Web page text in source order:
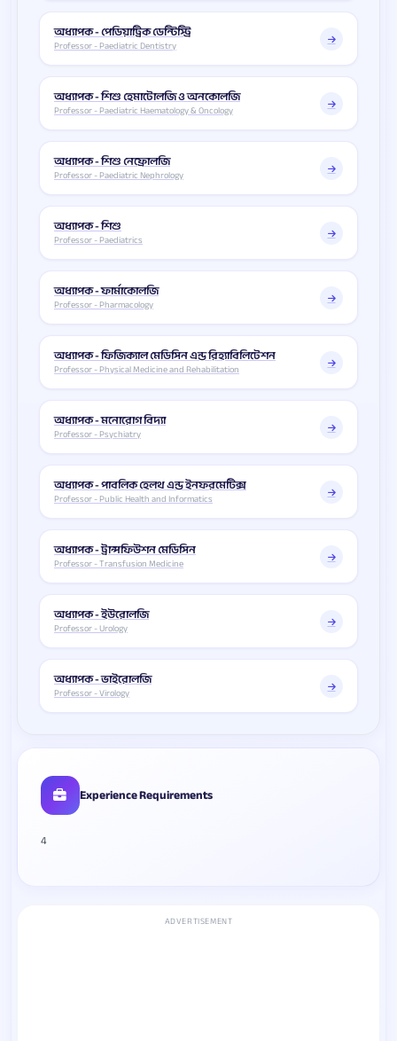
অধ্যাপক - পেডিয়াট্রিক ডেন্টিস্ট্রি
Professor - Paediatric Dentistry
অধ্যাপক - শিশু হেমাটোলজি ও অনকোলজি
Professor - Paediatric Haematology & Oncology
অধ্যাপক - শিশু নেফ্রোলজি
Professor - Paediatric Nephrology
অধ্যাপক - শিশু
Professor - Paediatrics
অধ্যাপক - ফার্মাকোলজি
Professor - Pharmacology
অধ্যাপক - ফিজিক্যাল মেডিসিন এন্ড রিহ্যাবিলিটেশন
Professor - Physical Medicine and Rehabilitation
অধ্যাপক - মনোরোগ বিদ্যা
Professor - Psychiatry
অধ্যাপক - পাবলিক হেলথ এন্ড ইনফরমেটিক্স
Professor - Public Health and Informatics
অধ্যাপক - ট্রান্সফিউশন মেডিসিন
Professor - Transfusion Medicine
অধ্যাপক - ইউরোলজি
Professor - Urology
অধ্যাপক - ভাইরোলজি
Professor - Virology
Experience Requirements
4
ADVERTISEMENT